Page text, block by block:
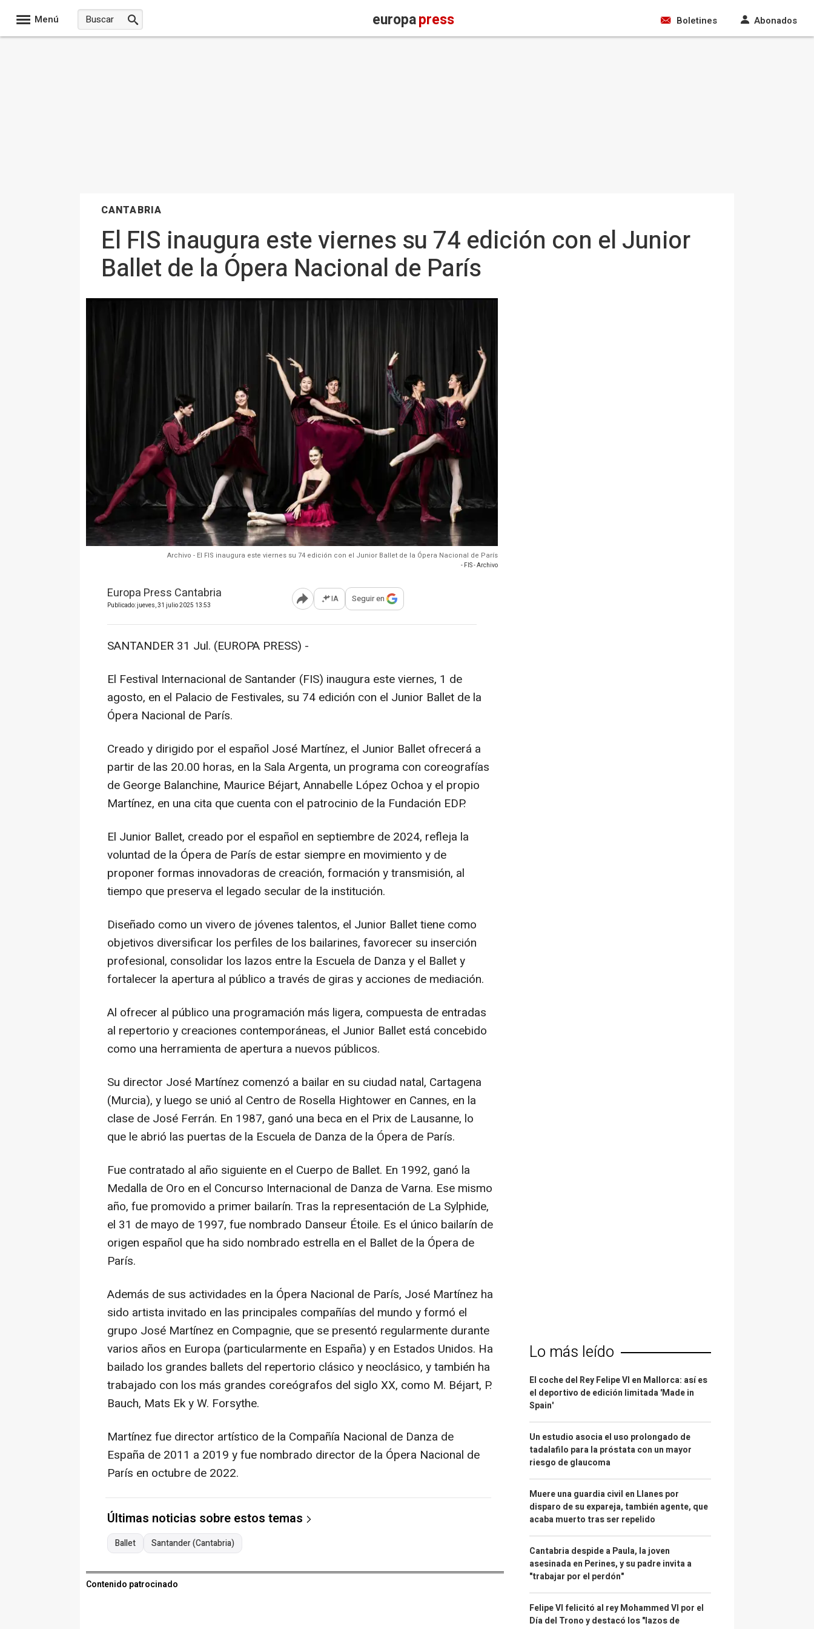
Menú europapress Boletines Abonados
CANTABRIA
El FIS inaugura este viernes su 74 edición con el Junior
Ballet de la Ópera Nacional de París
Archivo - El FIS inaugura este viernes su 74 edición con el Junior Ballet de la Ópera Nacional de París
- FIS - Archivo
Europa Press Cantabria
Publicado: jueves, 31 julio 2025 13:53 Abrir opciones para compartir
IA Seguir en
SANTANDER 31 Jul. (EUROPA PRESS) -
El Festival Internacional de Santander (FIS) inaugura este viernes, 1 de
agosto, en el Palacio de Festivales, su 74 edición con el Junior Ballet de la
Ópera Nacional de París.
Creado y dirigido por el español José Martínez, el Junior Ballet ofrecerá a
partir de las 20.00 horas, en la Sala Argenta, un programa con coreografías
de George Balanchine, Maurice Béjart, Annabelle López Ochoa y el propio
Martínez, en una cita que cuenta con el patrocinio de la Fundación EDP.
El Junior Ballet, creado por el español en septiembre de 2024, refleja la
voluntad de la Ópera de París de estar siempre en movimiento y de
proponer formas innovadoras de creación, formación y transmisión, al
tiempo que preserva el legado secular de la institución.
Diseñado como un vivero de jóvenes talentos, el Junior Ballet tiene como
objetivos diversificar los perfiles de los bailarines, favorecer su inserción
profesional, consolidar los lazos entre la Escuela de Danza y el Ballet y
fortalecer la apertura al público a través de giras y acciones de mediación.
Al ofrecer al público una programación más ligera, compuesta de entradas
al repertorio y creaciones contemporáneas, el Junior Ballet está concebido
como una herramienta de apertura a nuevos públicos.
Su director José Martínez comenzó a bailar en su ciudad natal, Cartagena
(Murcia), y luego se unió al Centro de Rosella Hightower en Cannes, en la
clase de José Ferrán. En 1987, ganó una beca en el Prix de Lausanne, lo
que le abrió las puertas de la Escuela de Danza de la Ópera de París.
Fue contratado al año siguiente en el Cuerpo de Ballet. En 1992, ganó la
Medalla de Oro en el Concurso Internacional de Danza de Varna. Ese mismo
año, fue promovido a primer bailarín. Tras la representación de La Sylphide,
el 31 de mayo de 1997, fue nombrado Danseur Étoile. Es el único bailarín de
origen español que ha sido nombrado estrella en el Ballet de la Ópera de
París.
Además de sus actividades en la Ópera Nacional de París, José Martínez ha
sido artista invitado en las principales compañías del mundo y formó el
grupo José Martínez en Compagnie, que se presentó regularmente durante
varios años en Europa (particularmente en España) y en Estados Unidos. Ha
bailado los grandes ballets del repertorio clásico y neoclásico, y también ha
trabajado con los más grandes coreógrafos del siglo XX, como M. Béjart, P.
Bauch, Mats Ek y W. Forsythe.
Martínez fue director artístico de la Compañía Nacional de Danza de
España de 2011 a 2019 y fue nombrado director de la Ópera Nacional de
París en octubre de 2022.
Últimas noticias sobre estos temas
Ballet Santander (Cantabria)
Contenido patrocinado
Lo más leído
El coche del Rey Felipe VI en Mallorca: así es
el deportivo de edición limitada 'Made in
Spain'
Un estudio asocia el uso prolongado de
tadalafilo para la próstata con un mayor
riesgo de glaucoma
Muere una guardia civil en Llanes por
disparo de su expareja, también agente, que
acaba muerto tras ser repelido
Cantabria despide a Paula, la joven
asesinada en Perines, y su padre invita a
"trabajar por el perdón"
Felipe VI felicitó al rey Mohammed VI por el
Día del Trono y destacó los "lazos de